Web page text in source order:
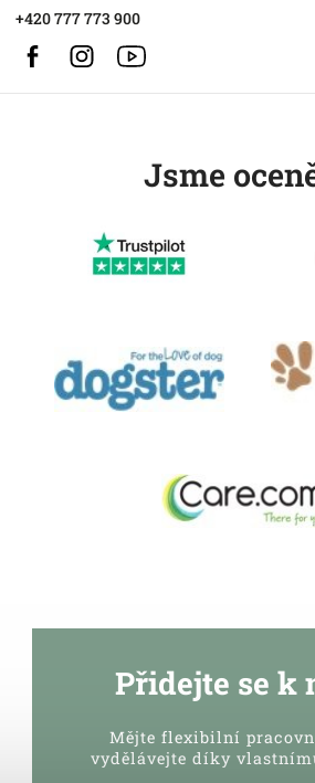
+420 777 773 900
FacebookInstagram
Jsme
Přidejte se k
Mějte flexibilní
vydělávejte díky